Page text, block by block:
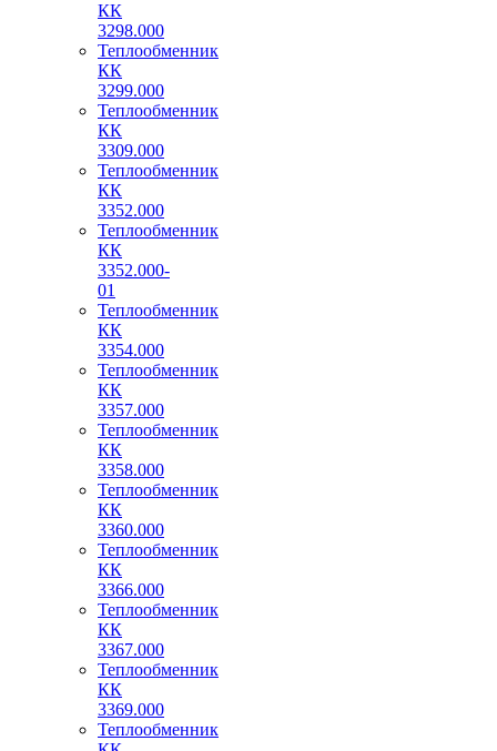
КК
3298.000
Теплообменник
КК
3299.000
Теплообменник
КК
3309.000
Теплообменник
КК
3352.000
Теплообменник
КК
3352.000-
01
Теплообменник
КК
3354.000
Теплообменник
КК
3357.000
Теплообменник
КК
3358.000
Теплообменник
КК
3360.000
Теплообменник
КК
3366.000
Теплообменник
КК
3367.000
Теплообменник
КК
3369.000
Теплообменник